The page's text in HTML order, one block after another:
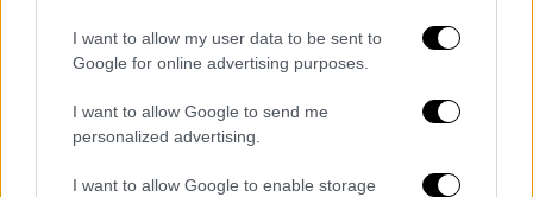
I want to allow my user data to be sent to
Google for online advertising purposes.
I want to allow Google to send me
personalized advertising.
I want to allow Google to enable storage
ιατροφικό tip:Το κεφίρ ως σύμμαχος της
υγείας σας, ειδικά στην παρούσα κατάσταση,
συμβάλλει στην καλή λειτουργία του
εντέρου και ενισχύει τη φυσική άμυνα του